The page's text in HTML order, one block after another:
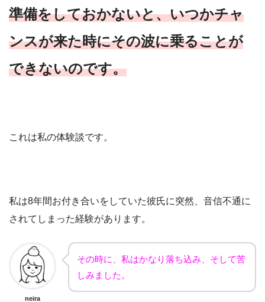
準備をしておかないと、いつかチャ
ンスが来た時にその波に乗ることが
できないのです。
これは私の体験談です。
私は8年間お付き合いをしていた彼氏に突然、音信不通に
されてしまった経験があります。
neira
その時に、私はかなり落ち込み、そして苦
しみました。